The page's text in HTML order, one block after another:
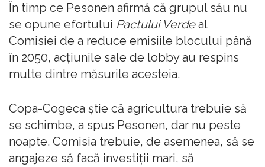
În timp ce Pesonen afirmă că grupul său nu
se opune efortului Pactului Verdeal
Comisiei de a reduce emisiile blocului până
în 2050, acțiunile sale de lobby au respins
multe dintre măsurile acesteia.
Copa-Cogeca știe că agricultura trebuie să
se schimbe, a spus Pesonen, dar nu peste
noapte. Comisia trebuie, de asemenea, să se
angajeze să facă investiții mari, să